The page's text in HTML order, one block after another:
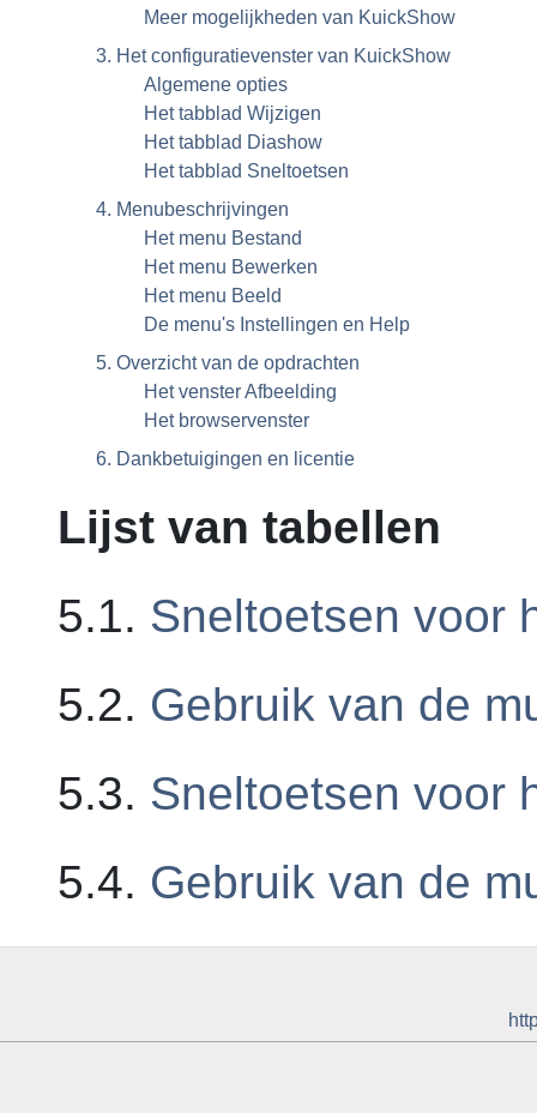
Meer mogelijkheden van KuickShow
3. Het configuratievenster van KuickShow
Algemene opties
Het tabblad Wijzigen
Het tabblad Diashow
Het tabblad Sneltoetsen
4. Menubeschrijvingen
Het menu Bestand
Het menu Bewerken
Het menu Beeld
De menu's Instellingen en Help
5. Overzicht van de opdrachten
Het venster Afbeelding
Het browservenster
6. Dankbetuigingen en licentie
Lijst van tabellen
5.1. Sneltoetsen voor
5.2. Gebruik van de
5.3. Sneltoetsen voor
5.4. Gebruik van de